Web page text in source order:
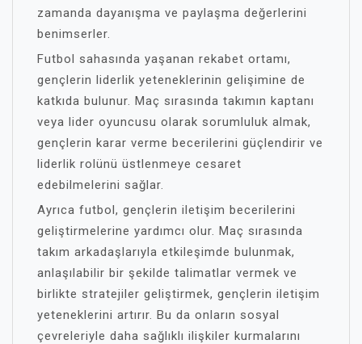
zamanda dayanışma ve paylaşma değerlerini
benimserler.
Futbol sahasında yaşanan rekabet ortamı,
gençlerin liderlik yeteneklerinin gelişimine de
katkıda bulunur. Maç sırasında takımın kaptanı
veya lider oyuncusu olarak sorumluluk almak,
gençlerin karar verme becerilerini güçlendirir ve
liderlik rolünü üstlenmeye cesaret
edebilmelerini sağlar.
Ayrıca futbol, gençlerin iletişim becerilerini
geliştirmelerine yardımcı olur. Maç sırasında
takım arkadaşlarıyla etkileşimde bulunmak,
anlaşılabilir bir şekilde talimatlar vermek ve
birlikte stratejiler geliştirmek, gençlerin iletişim
yeteneklerini artırır. Bu da onların sosyal
çevreleriyle daha sağlıklı ilişkiler kurmalarını